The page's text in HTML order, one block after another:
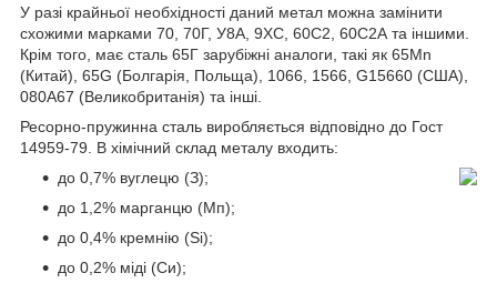
У разі крайньої необхідності даний метал можна замінити
схожими марками 70, 70Г, У8А, 9ХС, 60С2, 60С2А та іншими.
Крім того, має сталь 65Г зарубіжні аналоги, такі як 65Mn
(Китай), 65G (Болгарія, Польща), 1066, 1566, G15660 (США),
080A67 (Великобританія) та інші.
Ресорно-пружинна сталь виробляється відповідно до Гост
14959-79. В хімічний склад металу входить:
до 0,7% вуглецю (З);
до 1,2% марганцю (Мп);
до 0,4% кремнію (Si);
до 0,2% міді (Си);